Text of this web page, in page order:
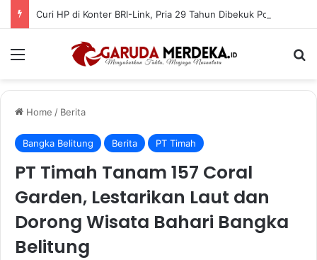
Menu
Home / Berita
Bangka Belitung Berita PT Timah
PT Timah Tanam 157 Coral
Garden, Lestarikan Laut dan
Dorong Wisata Bahari Bangka
Belitung